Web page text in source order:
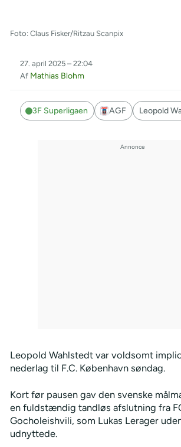
Foto: Claus Fisker/Ritzau Scanpix
27. april 2025 – 22:04
Af Mathias Blohm
3F Superligaen AGF Leopold
Leopold Wahlstedt var voldsomt
nederlag til F.C. København søndag.
Kort før pausen gav den svenske
en fuldstændig tandløs afslutning fra
Gocholeishvili, som Lukas Lerager
udnyttede.